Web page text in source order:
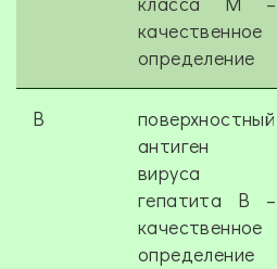
качественное
определение
B
поверхностный
антиген
вируса
гепатита В –
качественное
определение